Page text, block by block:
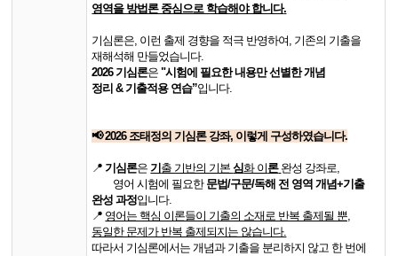
영역을 방법론 중심으로 학습해야 합니다.
기심론은, 이런 출제 경향을 적극 반영하여, 기존의 기출을
재해석해 만들었습니다.
2026 기심론은"시험에 필요한 내용만 선별한 개념
정리& 기출적용 연습”입니다.
📢 2026 조태정의 기심론 강좌, 이렇게 구성하였습니다.
📍 기심론은 기 출 기반의 기본심화 이론 완성 강좌로,
​ ​영어 시험에 필요한문법/구문/독해 전 영역 개념+기출
완성 과정입니다.
📍​ 영어는 핵심 이론들이 기출의 소재로 반복 출제될 뿐,
동일한 문제가 반복 출제되지는 않습니다.
따라서 기심론에서는 개념과 기출을 분리하지 않고 한 번에